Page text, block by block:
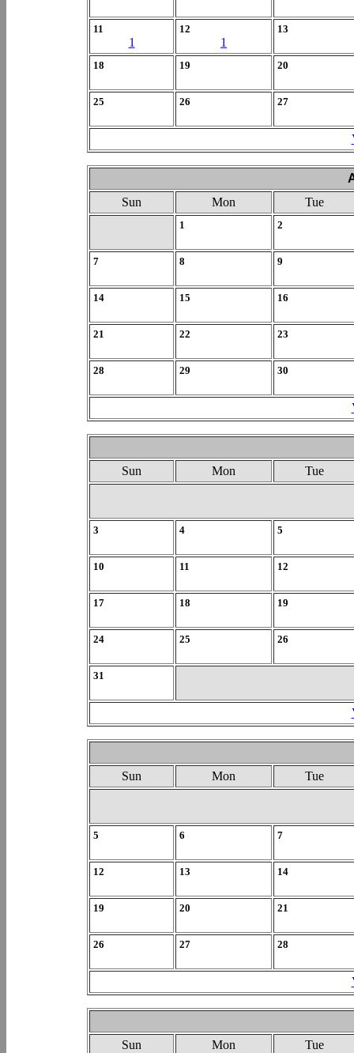
11
1
12
1
13
18 19 20
25 26 27
Sun
Mon Tue
1 2
7 8 9
14 15 16
21 22 23
28 29 30
Sun Mon Tue
3 4 5
10 11 12
17 18 19
24 25 26
31
Sun Mon Tue
5 6 7
12 13 14
19 20 21
26 27 28
Sun Mon Tue